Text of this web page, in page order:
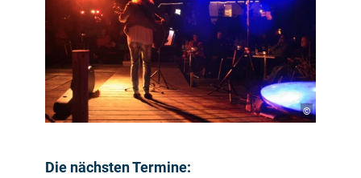
©
Die nächsten Termine: